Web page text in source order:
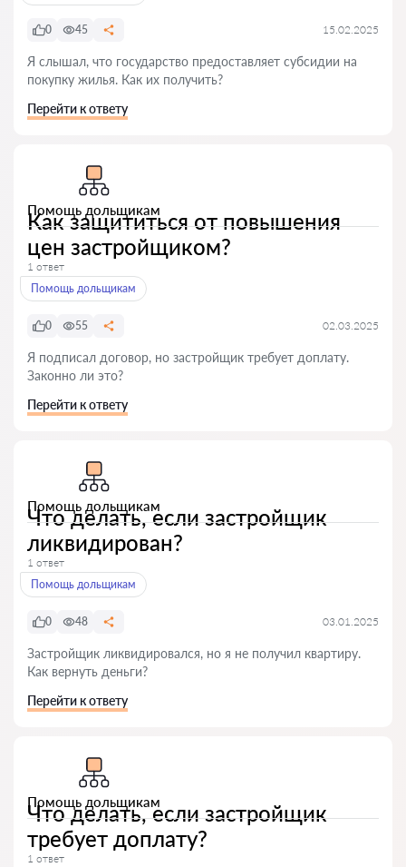
0 45 15.02.2025
Я слышал, что государство предоставляет субсидии на
покупку жилья. Как их получить?
Перейти к ответу
Помощь дольщикам
Как защититься от повышения
цен застройщиком?
1 ответ
Помощь дольщикам
0 55 02.03.2025
Я подписал договор, но застройщик требует доплату.
Законно ли это?
Перейти к ответу
Помощь дольщикам
Что делать, если застройщик
ликвидирован?
1 ответ
Помощь дольщикам
0 48 03.01.2025
Застройщик ликвидировался, но я не получил квартиру.
Как вернуть деньги?
Перейти к ответу
Помощь дольщикам
Что делать, если застройщик
требует доплату?
1 ответ